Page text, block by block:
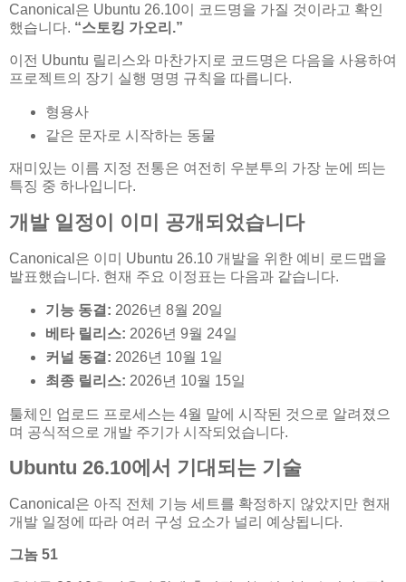
Canonical은 Ubuntu 26.10이 코드명을 가질 것이라고 확인
했습니다. “스토킹 가오리.”
이전 Ubuntu 릴리스와 마찬가지로 코드명은 다음을 사용하여
프로젝트의 장기 실행 명명 규칙을 따릅니다.
형용사
같은 문자로 시작하는 동물
재미있는 이름 지정 전통은 여전히 ​​우분투의 가장 눈에 띄는
특징 중 하나입니다.
개발 일정이 이미 공개되었습니다
Canonical은 이미 Ubuntu 26.10 개발을 위한 예비 로드맵을
발표했습니다. 현재 주요 이정표는 다음과 같습니다.
기능 동결: 2026년 8월 20일
베타 릴리스: 2026년 9월 24일
커널 동결: 2026년 10월 1일
최종 릴리스: 2026년 10월 15일
툴체인 업로드 프로세스는 4월 말에 시작된 것으로 알려졌으
며 공식적으로 개발 주기가 시작되었습니다.
Ubuntu 26.10에서 기대되는 기술
Canonical은 아직 전체 기능 세트를 확정하지 않았지만 현재
개발 일정에 따라 여러 구성 요소가 널리 예상됩니다.
그놈 51